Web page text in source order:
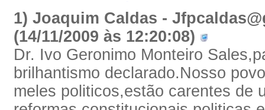
1) Joaquim Caldas -
(14/11/2009 às 12:20:08)
Dr. Ivo Geronimo Monteiro
brilhantismo declarado.Nosso
meles politicos,estão carentes de